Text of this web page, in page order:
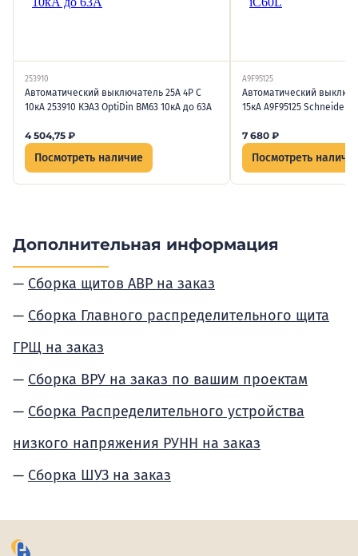
253910
Автоматический выключатель 25А 4P C
10кА 253910 КЭАЗ OptiDin BM63 10кА до 63А
4 504,75 ₽
Посмотреть наличие
A9F95125
Автоматический
15кА A9F95125 Schneider
7 680 ₽
Посмотреть
Дополнительная информация
Сборка щитов АВР на заказ
Сборка Главного распределительного щита
ГРЩ на заказ
Сборка ВРУ на заказ по вашим проектам
Сборка Распределительного устройства
низкого напряжения РУНН на заказ
Сборка ШУЗ на заказ